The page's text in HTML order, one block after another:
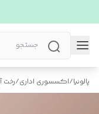
پالونیا/اکسسوری اداری/رخت